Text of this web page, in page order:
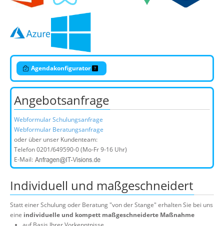
Agendakonfigurator
Angebotsanfrage
Webformular Schulungsanfrage
Webformular Beratungsanfrage
oder über unser Kundenteam:
Telefon0201/649590-0(Mo-Fr 9-16 Uhr)
E-Mail:
Individuell und maßgeschneidert
Statt einer Schulung oder Beratung "von der Stange" erhalten Sie bei uns
eine individuelle und kompett maßgeschneiderte Maßnahme